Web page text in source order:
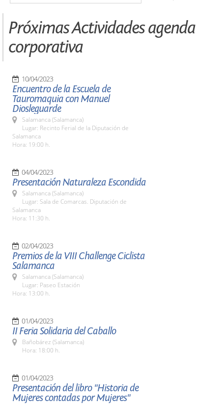
Próximas Actividades agenda
corporativa
10/04/2023
Encuentro de la Escuela de
Tauromaquia con Manuel
Diosleguarde
Salamanca (Salamanca)
Lugar: Recinto Ferial de la Diputación de
Salamanca
Hora: 19:00 h.
04/04/2023
Presentación Naturaleza Escondida
Salamanca (Salamanca)
Lugar: Sala de Comarcas. Diputación de
Salamanca
Hora: 11:30 h.
02/04/2023
Premios de la VIII Challenge Ciclista
Salamanca
Salamanca (Salamanca)
Lugar: Paseo Estación
Hora: 13:00 h.
01/04/2023
II Feria Solidaria del Caballo
Bañobárez (Salamanca)
Hora: 18:00 h.
01/04/2023
Presentación del libro "Historia de
Mujeres contadas por Mujeres"